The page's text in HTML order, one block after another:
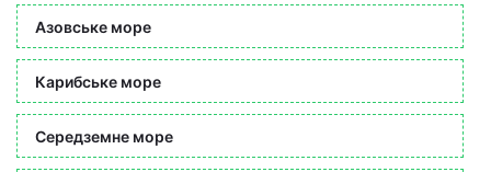
Азовське море
Карибське море
Середземне море